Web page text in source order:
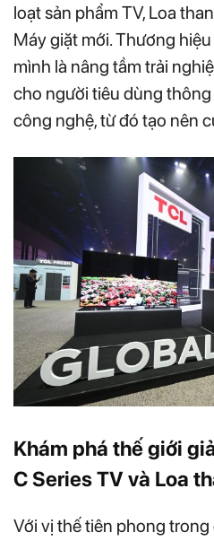
loạt sản phẩm TV, Loa
Máy giặt mới. Thương
mình là nâng tầm trải
cho người tiêu dùng
công nghệ, từ đó tạo nên
Khám phá thế giới
C Series TV và Loa
Với vị thế tiên phong